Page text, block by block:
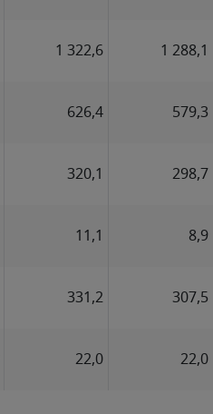
1 322,6 1 288,1
626,4 579,3
320,1 298,7
11,1 8,9
331,2 307,5
22,0 22,0